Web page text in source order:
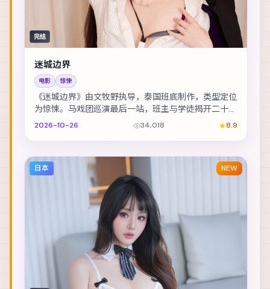
完结
迷城边界
电影 惊悚
《迷城边界》由文牧野执导，泰国班底制作，类型定位
为惊悚。马戏团巡演最后一站，班主与学徒揭开二十年
前的旧案。主演包括绫野刚、基里安·墨菲、河正宇 ...
2026-10-26 34,018 8.9
日本 NEW